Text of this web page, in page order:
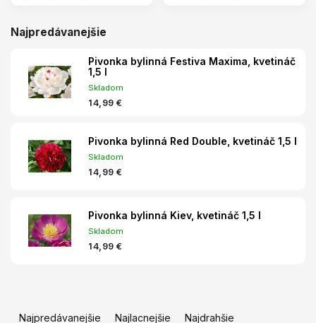
Najpredávanejšie
Pivonka bylinná Festiva Maxima, kvetináč
1,5 l
Skladom
14,99 €
Pivonka bylinná Red Double, kvetináč 1,5 l
Skladom
14,99 €
Pivonka bylinná Kiev, kvetináč 1,5 l
Skladom
14,99 €
Najpredávanejšie Najlacnejšie Najdrahšie